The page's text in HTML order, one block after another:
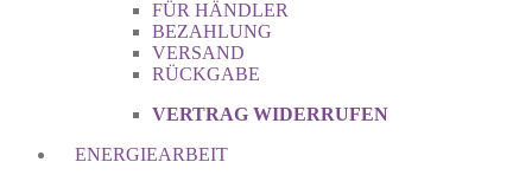
FÜR HÄNDLER
BEZAHLUNG
VERSAND
RÜCKGABE
VERTRAG WIDERRUFEN
ENERGIEARBEIT